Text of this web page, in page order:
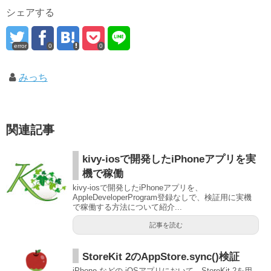
シェアする
error 0 0
みっち
関連記事
kivy-iosで開発したiPhoneアプリを実
機で稼働
kivy-iosで開発したiPhoneアプリを、
AppleDeveloperProgram登録なしで、検証用に実機
で稼働する方法について紹介...
記事を読む
StoreKit 2のAppStore.sync()検証